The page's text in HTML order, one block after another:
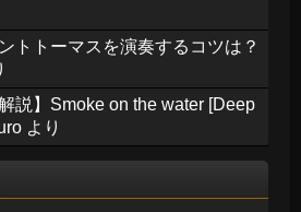
トトーマスを演奏するコツは？
説】Smoke on the water [Deep
より